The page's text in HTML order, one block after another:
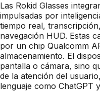
Las Rokid Glasses
impulsadas por
tiempo real,
navegación HUD. Estas
por un chip Qualcomm
almacenamiento. El
pantalla o cámara, sino
de la atención del
lenguaje como ChatGPT